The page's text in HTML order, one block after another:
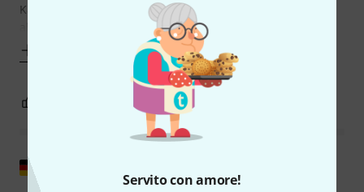
Servito con amore!
K&M), you may need adapters. The units can work stand
alone, but you will have the
SEGNALA UN ABUSO